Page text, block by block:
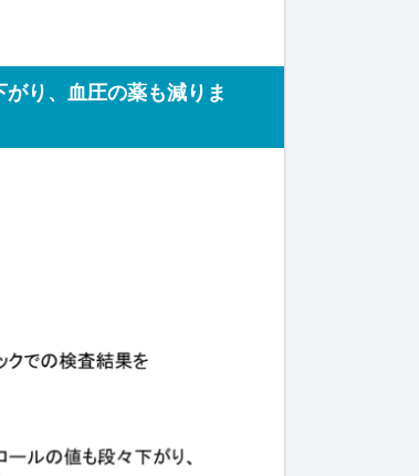
り、血圧の薬も減りま